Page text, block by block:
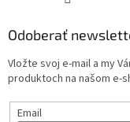
Odoberať
Vložte svoj e-mail a my
produktoch na našom e-
Email